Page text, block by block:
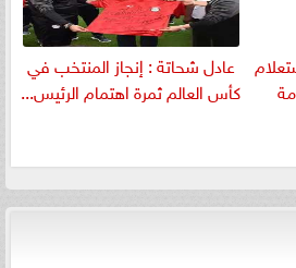
عادل شحاتة : إنجاز المنتخب في
كأس العالم ثمرة اهتمام الرئيس...